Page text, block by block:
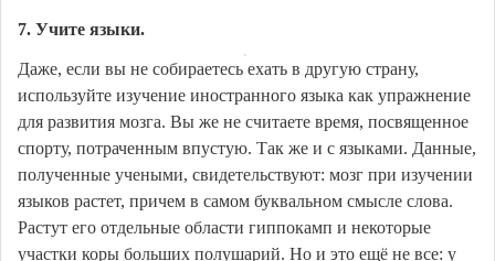
7. Учите языки.
Даже, если вы не собираетесь ехать в другую страну,
используйте изучение иностранного языка как упражнение
для развития мозга. Вы же не считаете время, посвященное
спорту, потраченным впустую. Так же и с языками. Данные,
полученные учеными, свидетельствуют: мозг при изучении
языков растет, причем в самом буквальном смысле слова.
Растут его отдельные области гиппокамп и некоторые
участки коры больших полушарий. Но и это ещё не все: у